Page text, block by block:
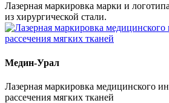
Лазерная маркировка марки и
из хирургической стали.
Медин-Урал
Лазерная маркировка медицинского
рассечения мягких тканей